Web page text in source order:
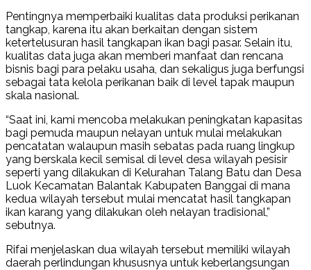
Pentingnya memperbaiki kualitas data produksi perikanan
tangkap, karena itu akan berkaitan dengan sistem
ketertelusuran hasil tangkapan ikan bagi pasar. Selain itu,
kualitas data juga akan memberi manfaat dan rencana
bisnis bagi para pelaku usaha, dan sekaligus juga berfungsi
sebagai tata kelola perikanan baik di level tapak maupun
skala nasional.
“Saat ini, kami mencoba melakukan peningkatan kapasitas
bagi pemuda maupun nelayan untuk mulai melakukan
pencatatan walaupun masih sebatas pada ruang lingkup
yang berskala kecil semisal di level desa wilayah pesisir
seperti yang dilakukan di Kelurahan Talang Batu dan Desa
Luok Kecamatan Balantak Kabupaten Banggai di mana
kedua wilayah tersebut mulai mencatat hasil tangkapan
ikan karang yang dilakukan oleh nelayan tradisional,”
sebutnya.
Rifai menjelaskan dua wilayah tersebut memiliki wilayah
daerah perlindungan khususnya untuk keberlangsungan